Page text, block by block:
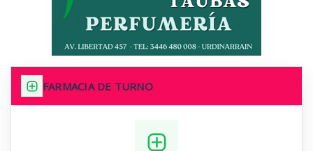
FARMACIA DE TURNO